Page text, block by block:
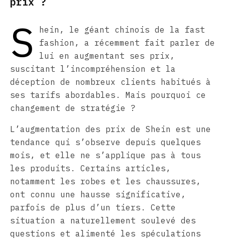
S
hein, le géant chinois de la fast
fashion, a récemment fait parler de
lui en augmentant ses prix,
suscitant l’incompréhension et la
déception de nombreux clients habitués à
ses tarifs abordables. Mais pourquoi ce
changement de stratégie ?
L’augmentation des prix de Shein est une
tendance qui s’observe depuis quelques
mois, et elle ne s’applique pas à tous
les produits. Certains articles,
notamment les robes et les chaussures,
ont connu une hausse significative,
parfois de plus d’un tiers. Cette
situation a naturellement soulevé des
questions et alimenté les spéculations